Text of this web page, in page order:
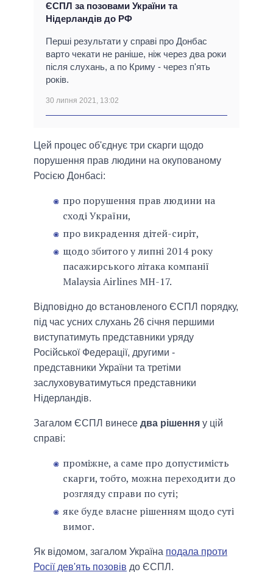
ЄСПЛ за позовами України та
Нідерландів до РФ
Перші результати у справі про Донбас
варто чекати не раніше, ніж через два роки
після слухань, а по Криму - через п'ять
років.
30 липня 2021, 13:02
Цей процес об'єднує три скарги щодо
порушення прав людини на окупованому
Росією Донбасі:
про порушення прав людини на
сході України,
про викрадення дітей-сиріт,
щодо збитого у липні 2014 року
пасажирського літака компанії
Malaysia Airlines МН-17.
Відповідно до встановленого ЄСПЛ порядку,
під час усних слухань 26 січня першими
виступатимуть представники уряду
Російської Федерації, другими -
представники України та третіми
заслуховуватимуться представники
Нідерландів.
Загалом ЄСПЛ винесе два рішення у цій
справі:
проміжне, а саме про допустимість
скарги, тобто, можна переходити до
розгляду справи по суті;
яке буде власне рішенням щодо суті
вимог.
Як відомом, загалом Україна подала проти
Росії дев'ять позовів до ЄСПЛ.